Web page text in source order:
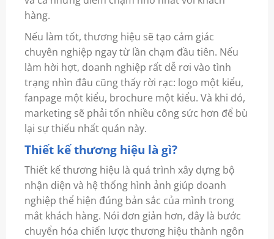
hàng.
Nếu làm tốt, thương hiệu sẽ tạo cảm giác
chuyên nghiệp ngay từ lần chạm đầu tiên. Nếu
làm hời hợt, doanh nghiệp rất dễ rơi vào tình
trạng nhìn đâu cũng thấy rời rạc: logo một kiểu,
fanpage một kiểu, brochure một kiểu. Và khi đó,
marketing sẽ phải tốn nhiều công sức hơn để bù
lại sự thiếu nhất quán này.
Thiết kế thương hiệu là gì?
Thiết kế thương hiệu là quá trình xây dựng bộ
nhận diện và hệ thống hình ảnh giúp doanh
nghiệp thể hiện đúng bản sắc của mình trong
mắt khách hàng. Nói đơn giản hơn, đây là bước
chuyển hóa chiến lược thương hiệu thành ngôn